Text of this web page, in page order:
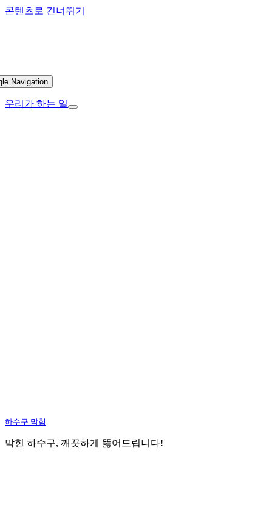
콘텐츠로 건너뛰기
Navigation
우리가 하는 일
하수구 막힘
막힌 하수구, 깨끗하게 뚫어드립니다!